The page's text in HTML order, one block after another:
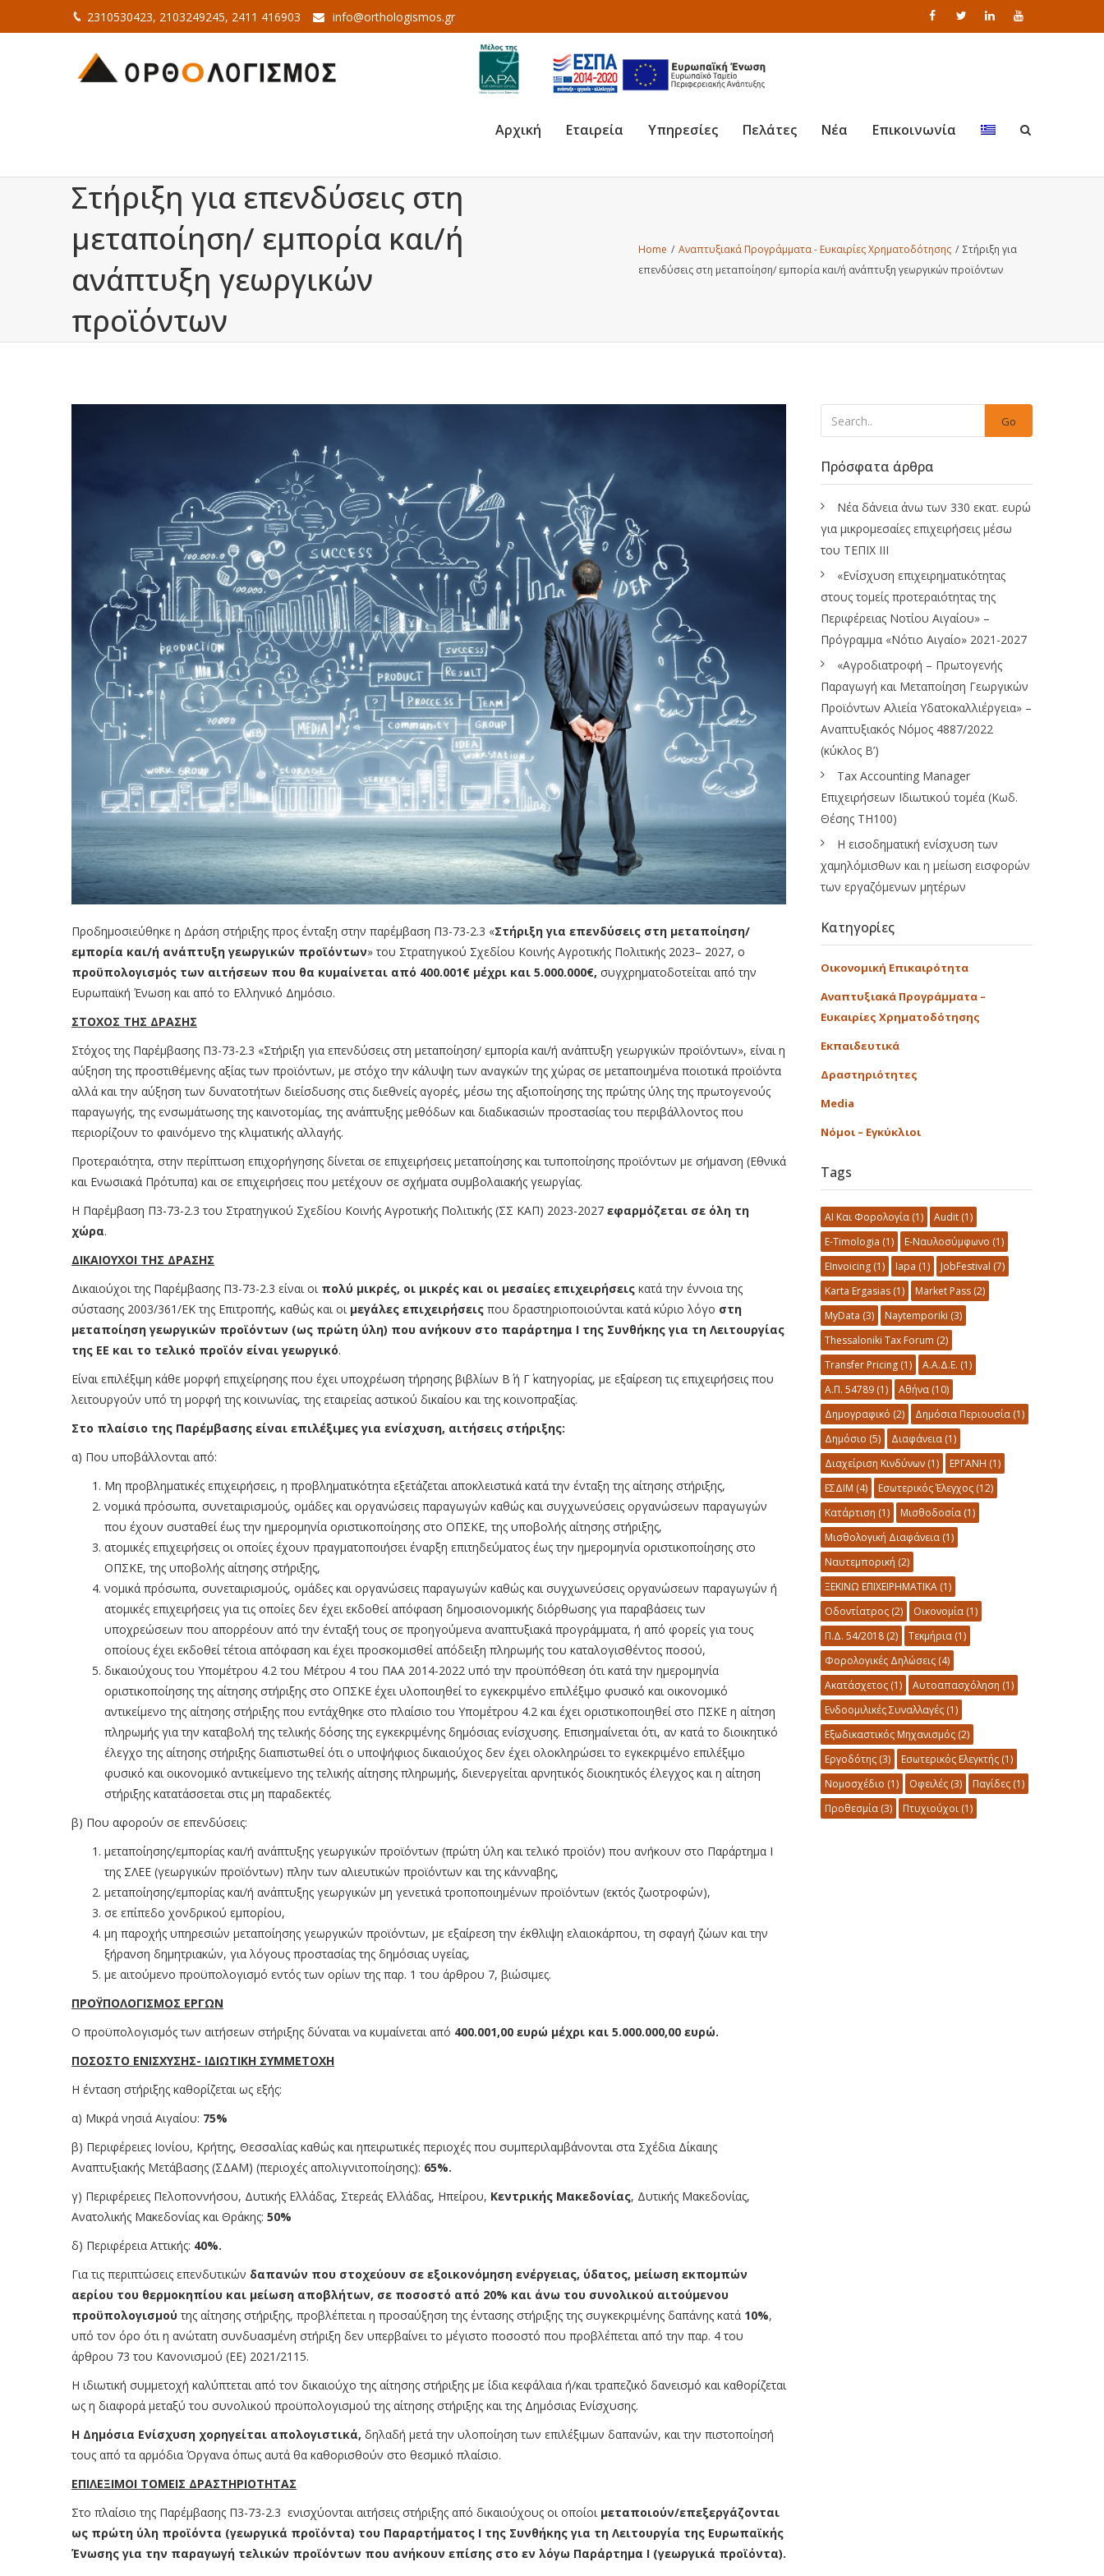
2310530423, 2103249245, 2411 416903 info@orthologismos.gr
Αρχική Εταιρεία Υπηρεσίες Πελάτες Νέα Επικοινωνία
Στήριξη για επενδύσεις στη
μεταποίηση/ εμπορία και/ή
ανάπτυξη γεωργικών
προϊόντων
Home / Αναπτυξιακά Προγράμματα - Ευκαιρίες Χρηματοδότησης / Στήριξη για
επενδύσεις στη μεταποίηση/ εμπορία και/ή ανάπτυξη γεωργικών προϊόντων
Προδημοσιεύθηκε η Δράση στήριξης προς ένταξη στην παρέμβαση Π3-73-2.3 «Στήριξη για επενδύσεις στη μεταποίηση/
εμπορία και/ή ανάπτυξη γεωργικών προϊόντων» του Στρατηγικού Σχεδίου Κοινής Αγροτικής Πολιτικής 2023– 2027, ο
προϋπολογισμός των αιτήσεων που θα κυμαίνεται από 400.001€ μέχρι και 5.000.000€, συγχρηματοδοτείται από την
Ευρωπαϊκή Ένωση και από το Ελληνικό Δημόσιο.
ΣΤΟΧΟΣ ΤΗΣ ΔΡΑΣΗΣ
Στόχος της Παρέμβασης Π3-73-2.3 «Στήριξη για επενδύσεις στη μεταποίηση/ εμπορία και/ή ανάπτυξη γεωργικών προϊόντων», είναι η
αύξηση της προστιθέμενης αξίας των προϊόντων, με στόχο την κάλυψη των αναγκών της χώρας σε μεταποιημένα ποιοτικά προϊόντα
αλλά και την αύξηση των δυνατοτήτων διείσδυσης στις διεθνείς αγορές, μέσω της αξιοποίησης της πρώτης ύλης της πρωτογενούς
παραγωγής, της ενσωμάτωσης της καινοτομίας, της ανάπτυξης μεθόδων και διαδικασιών προστασίας του περιβάλλοντος που
περιορίζουν το φαινόμενο της κλιματικής αλλαγής.
Προτεραιότητα, στην περίπτωση επιχορήγησης δίνεται σε επιχειρήσεις μεταποίησης και τυποποίησης προϊόντων με σήμανση (Εθνικά
και Ενωσιακά Πρότυπα) και σε επιχειρήσεις που μετέχουν σε σχήματα συμβολαιακής γεωργίας.
Η Παρέμβαση Π3-73-2.3 του Στρατηγικού Σχεδίου Κοινής Αγροτικής Πολιτικής (ΣΣ ΚΑΠ) 2023-2027 εφαρμόζεται σε όλη τη
χώρα.
ΔΙΚΑΙΟΥΧΟΙ ΤΗΣ ΔΡΑΣΗΣ
Δικαιούχοι της Παρέμβασης Π3-73-2.3 είναι οι πολύ μικρές, οι μικρές και οι μεσαίες επιχειρήσεις κατά την έννοια της
σύστασης 2003/361/ΕΚ της Επιτροπής, καθώς και οι μεγάλες επιχειρήσεις που δραστηριοποιούνται κατά κύριο λόγο στη
μεταποίηση γεωργικών προϊόντων (ως πρώτη ύλη) που ανήκουν στο παράρτημα Ι της Συνθήκης για τη Λειτουργίας
της ΕΕ και το τελικό προϊόν είναι γεωργικό.
Είναι επιλέξιμη κάθε μορφή επιχείρησης που έχει υποχρέωση τήρησης βιβλίων Β΄ ή Γ΄ κατηγορίας, με εξαίρεση τις επιχειρήσεις που
λειτουργούν υπό τη μορφή της κοινωνίας, της εταιρείας αστικού δικαίου και της κοινοπραξίας.
Στο πλαίσιο της Παρέμβασης είναι επιλέξιμες για ενίσχυση, αιτήσεις στήριξης:
α) Που υποβάλλονται από:
Μη προβληματικές επιχειρήσεις, η προβληματικότητα εξετάζεται αποκλειστικά κατά την ένταξη της αίτησης στήριξης,
νομικά πρόσωπα, συνεταιρισμούς, ομάδες και οργανώσεις παραγωγών καθώς και συγχωνεύσεις οργανώσεων παραγωγών
που έχουν συσταθεί έως την ημερομηνία οριστικοποίησης στο ΟΠΣΚΕ, της υποβολής αίτησης στήριξης,
ατομικές επιχειρήσεις οι οποίες έχουν πραγματοποιήσει έναρξη επιτηδεύματος έως την ημερομηνία οριστικοποίησης στο
ΟΠΣΚΕ, της υποβολής αίτησης στήριξης,
νομικά πρόσωπα, συνεταιρισμούς, ομάδες και οργανώσεις παραγωγών καθώς και συγχωνεύσεις οργανώσεων παραγωγών ή
ατομικές επιχειρήσεις για τις οποίες δεν έχει εκδοθεί απόφαση δημοσιονομικής διόρθωσης για παραβάσεις των
υποχρεώσεων που απορρέουν από την ένταξή τους σε προηγούμενα αναπτυξιακά προγράμματα, ή από φορείς για τους
οποίους έχει εκδοθεί τέτοια απόφαση και έχει προσκομισθεί απόδειξη πληρωμής του καταλογισθέντος ποσού,
δικαιούχους του Υπομέτρου 4.2 του Μέτρου 4 του ΠΑΑ 2014-2022 υπό την προϋπόθεση ότι κατά την ημερομηνία
οριστικοποίησης της αίτησης στήριξης στο ΟΠΣΚΕ έχει υλοποιηθεί το εγκεκριμένο επιλέξιμο φυσικό και οικονομικό
αντικείμενο της αίτησης στήριξης που εντάχθηκε στο πλαίσιο του Υπομέτρου 4.2 και έχει οριστικοποιηθεί στο ΠΣΚΕ η αίτηση
πληρωμής για την καταβολή της τελικής δόσης της εγκεκριμένης δημόσιας ενίσχυσης. Επισημαίνεται ότι, αν κατά το διοικητικό
έλεγχο της αίτησης στήριξης διαπιστωθεί ότι ο υποψήφιος δικαιούχος δεν έχει ολοκληρώσει το εγκεκριμένο επιλέξιμο
φυσικό και οικονομικό αντικείμενο της τελικής αίτησης πληρωμής, διενεργείται αρνητικός διοικητικός έλεγχος και η αίτηση
στήριξης κατατάσσεται στις μη παραδεκτές.
β) Που αφορούν σε επενδύσεις:
μεταποίησης/εμπορίας και/ή ανάπτυξης γεωργικών προϊόντων (πρώτη ύλη και τελικό προϊόν) που ανήκουν στο Παράρτημα Ι
της ΣΛΕΕ (γεωργικών προϊόντων) πλην των αλιευτικών προϊόντων και της κάνναβης,
μεταποίησης/εμπορίας και/ή ανάπτυξης γεωργικών μη γενετικά τροποποιημένων προϊόντων (εκτός ζωοτροφών),
σε επίπεδο χονδρικού εμπορίου,
μη παροχής υπηρεσιών μεταποίησης γεωργικών προϊόντων, με εξαίρεση την έκθλιψη ελαιοκάρπου, τη σφαγή ζώων και την
ξήρανση δημητριακών, για λόγους προστασίας της δημόσιας υγείας,
με αιτούμενο προϋπολογισμό εντός των ορίων της παρ. 1 του άρθρου 7, βιώσιμες.
ΠΡΟΫΠΟΛΟΓΙΣΜΟΣ ΕΡΓΩΝ
Ο προϋπολογισμός των αιτήσεων στήριξης δύναται να κυμαίνεται από 400.001,00 ευρώ μέχρι και 5.000.000,00 ευρώ.
ΠΟΣΟΣΤΟ ΕΝΙΣΧΥΣΗΣ- ΙΔΙΩΤΙΚΗ ΣΥΜΜΕΤΟΧΗ
Η ένταση στήριξης καθορίζεται ως εξής:
α) Μικρά νησιά Αιγαίου: 75%
β) Περιφέρειες Ιονίου, Κρήτης, Θεσσαλίας καθώς και ηπειρωτικές περιοχές που συμπεριλαμβάνονται στα Σχέδια Δίκαιης
Αναπτυξιακής Μετάβασης (ΣΔΑΜ) (περιοχές απολιγνιτοποίησης): 65%.
γ) Περιφέρειες Πελοποννήσου, Δυτικής Ελλάδας, Στερεάς Ελλάδας, Ηπείρου, Κεντρικής Μακεδονίας, Δυτικής Μακεδονίας,
Ανατολικής Μακεδονίας και Θράκης: 50%
δ) Περιφέρεια Αττικής: 40%.
Για τις περιπτώσεις επενδυτικών δαπανών που στοχεύουν σε εξοικονόμηση ενέργειας, ύδατος, μείωση εκπομπών
αερίου του θερμοκηπίου και μείωση αποβλήτων, σε ποσοστό από 20% και άνω του συνολικού αιτούμενου
προϋπολογισμού της αίτησης στήριξης, προβλέπεται η προσαύξηση της έντασης στήριξης της συγκεκριμένης δαπάνης κατά 10%,
υπό τον όρο ότι η ανώτατη συνδυασμένη στήριξη δεν υπερβαίνει το μέγιστο ποσοστό που προβλέπεται από την παρ. 4 του
άρθρου 73 του Κανονισμού (ΕΕ) 2021/2115.
Η ιδιωτική συμμετοχή καλύπτεται από τον δικαιούχο της αίτησης στήριξης με ίδια κεφάλαια ή/και τραπεζικό δανεισμό και καθορίζεται
ως η διαφορά μεταξύ του συνολικού προϋπολογισμού της αίτησης στήριξης και της Δημόσιας Ενίσχυσης.
Η Δημόσια Ενίσχυση χορηγείται απολογιστικά, δηλαδή μετά την υλοποίηση των επιλέξιμων δαπανών, και την πιστοποίησή
τους από τα αρμόδια Όργανα όπως αυτά θα καθορισθούν στο θεσμικό πλαίσιο.
ΕΠΙΛΕΞΙΜΟΙ ΤΟΜΕΙΣ ΔΡΑΣΤΗΡΙΟΤΗΤΑΣ
Στο πλαίσιο της Παρέμβασης Π3-73-2.3 ενισχύονται αιτήσεις στήριξης από δικαιούχους οι οποίοιμεταποιούν/επεξεργάζονται
ως πρώτη ύλη προϊόντα (γεωργικά προϊόντα) του Παραρτήματος Ι της Συνθήκης για τη Λειτουργία της Ευρωπαϊκής
Ένωσης για την παραγωγή τελικών προϊόντων που ανήκουν επίσης στο εν λόγω Παράρτημα Ι (γεωργικά προϊόντα).
Go
Πρόσφατα άρθρα
Νέα δάνεια άνω των 330 εκατ. ευρώ
για μικρομεσαίες επιχειρήσεις μέσω
του ΤΕΠΙΧ ΙΙΙ
«Ενίσχυση επιχειρηματικότητας
στους τομείς προτεραιότητας της
Περιφέρειας Νοτίου Αιγαίου» –
Πρόγραμμα «Νότιο Αιγαίο» 2021-2027
«Αγροδιατροφή – Πρωτογενής
Παραγωγή και Μεταποίηση Γεωργικών
Προϊόντων Αλιεία Υδατοκαλλιέργεια» –
Αναπτυξιακός Νόμος 4887/2022
(κύκλος Β’)
Tax Accounting Manager
Επιχειρήσεων Ιδιωτικού τομέα (Κωδ.
Θέσης ΤΗ100)
Η εισοδηματική ενίσχυση των
χαμηλόμισθων και η μείωση εισφορών
των εργαζόμενων μητέρων
Κατηγορίες
Οικονομική Επικαιρότητα
Αναπτυξιακά Προγράμματα –
Ευκαιρίες Χρηματοδότησης
Εκπαιδευτικά
Δραστηριότητες
Media
Νόμοι – Εγκύκλιοι
Tags
AI Και Φορολογία (1) Audit (1)
E-Timologia (1) E-Ναυλοσύμφωνο (1)
EInvoicing (1) Iapa (1) JobFestival (7)
Karta Ergasias (1) Market Pass (2)
MyData (3) Naytemporiki (3)
Thessaloniki Tax Forum (2)
Transfer Pricing (1) Α.Α.Δ.Ε. (1)
Α.Π. 54789 (1) Αθήνα (10)
Δημογραφικό (2) Δημόσια Περιουσία (1)
Δημόσιο (5) Διαφάνεια (1)
Διαχείριση Κινδύνων (1) ΕΡΓΑΝΗ (1)
ΕΣΔΙΜ (4) Εσωτερικός Έλεγχος (12)
Κατάρτιση (1) Μισθοδοσία (1)
Μισθολογική Διαφάνεια (1)
Ναυτεμπορική (2)
ΞΕΚΙΝΩ ΕΠΙΧΕΙΡΗΜΑΤΙΚΑ (1)
Οδοντίατρος (2) Οικονομία (1)
Π.Δ. 54/2018 (2) Τεκμήρια (1)
Φορολογικές Δηλώσεις (4)
Ακατάσχετος (1) Αυτοαπασχόληση (1)
Ενδοομιλικές Συναλλαγές (1)
Εξωδικαστικός Μηχανισμός (2)
Εργοδότης (3) Εσωτερικός Ελεγκτής (1)
Νομοσχέδιο (1) Οφειλές (3) Παγίδες (1)
Προθεσμία (3) Πτυχιούχοι (1)